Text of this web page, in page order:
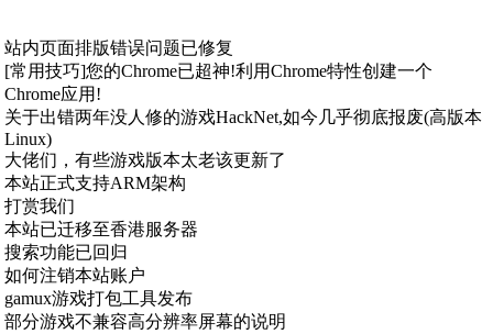
站内页面排版错误问题已修复
[常用技巧]您的Chrome已超神!利用Chrome特性创建一个
Chrome应用!
关于出错两年没人修的游戏HackNet,如今几乎彻底报废(高版本
Linux)
大佬们，有些游戏版本太老该更新了
本站正式支持ARM架构
打赏我们
本站已迁移至香港服务器
搜索功能已回归
如何注销本站账户
gamux游戏打包工具发布
部分游戏不兼容高分辨率屏幕的说明